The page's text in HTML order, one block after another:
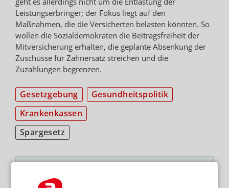
Leistungserbringer; der Fokus liegt auf den
Maßnahmen, die die Versicherten belasten könnten. So
wollen die Sozialdemokraten die Beitragsfreiheit der
Mitversicherung erhalten, die geplante Absenkung der
Zuschüsse für Zahnersatz streichen und die
Zuzahlungen begrenzen.
Gesetzgebung
Gesundheitspolitik
Krankenkassen
Spargesetz